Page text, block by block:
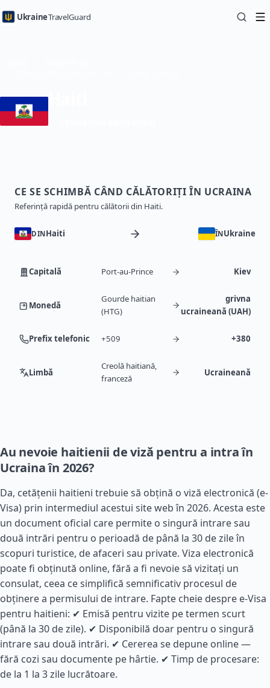
UkraineTravelGuard
CE SE SCHIMBĂ CÂND CĂLĂTORIȚI ÎN UCRAINA
Referință rapidă pentru călătorii din Haiti.
DINHaiti ÎNUkraine
Capitală Port-au-Prince Kiev
Monedă
Gourde haitian
(HTG)
grivna
ucraineană (UAH)
Prefix telefonic +509 +380
Limbă
Creolă haitiană,
franceză
Ucraineană
Au nevoie haitienii de viză pentru a intra în
Ucraina în 2026?
Da, cetățenii haitieni trebuie să obțină o viză electronică (e-
Visa) prin intermediul acestui site web în 2026. Acesta este
un document oficial care permite o singură intrare sau
două intrări pentru o perioadă de până la 30 de zile în
scopuri turistice, de afaceri sau private. Viza electronică
poate fi obținută online, fără a fi nevoie să vizitați un
consulat, ceea ce simplifică semnificativ procesul de
obținere a permisului de intrare. Fapte cheie despre e-Visa
pentru haitieni: ✔ Emisă pentru vizite pe termen scurt
(până la 30 de zile). ✔ Disponibilă doar pentru o singură
intrare sau două intrări. ✔ Cererea se depune online —
fără cozi sau documente pe hârtie. ✔ Timp de procesare:
de la 1 la 3 zile lucrătoare.